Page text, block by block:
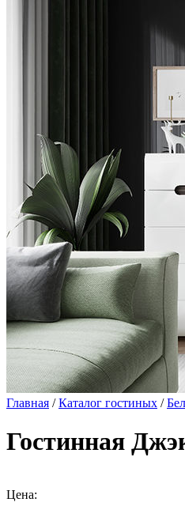
Главная /Каталог гостиных /
Гостинная
Цена: